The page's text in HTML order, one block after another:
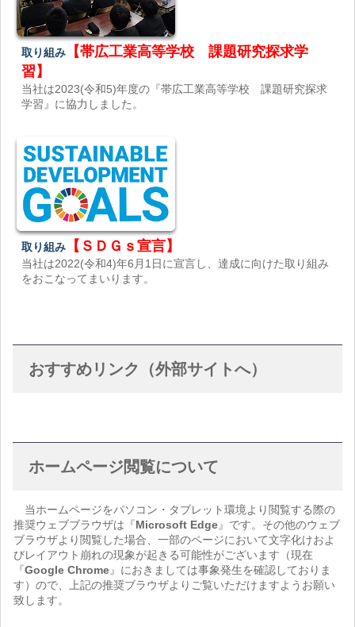
取り組み
【帯広工業高等学校 課題研究探求学
習】
当社は2023(令和5)年度の『帯広工業高等学校 課題研究探求
学習』に協力しました。
取り組み 【ＳＤＧｓ宣言】
当社は2022(令和4)年6月1日に宣言し、達成に向けた取り組み
をおこなってまいります。
おすすめリンク（外部サイトへ）
ホームページ閲覧について
当ホームページをパソコン・タブレット環境より閲覧する際の
推奨ウェブブラウザは『Microsoft Edge』です。その他のウェブ
ブラウザより閲覧した場合、一部のページにおいて文字化けおよ
びレイアウト崩れの現象が起きる可能性がございます（現在
『Google Chrome』におきましては事象発生を確認しておりま
す）ので、上記の推奨ブラウザよりご覧いただけますようお願い
致します。